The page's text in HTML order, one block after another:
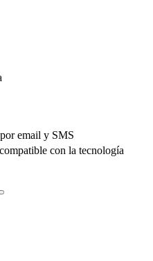
email y SMS
con la tecnología